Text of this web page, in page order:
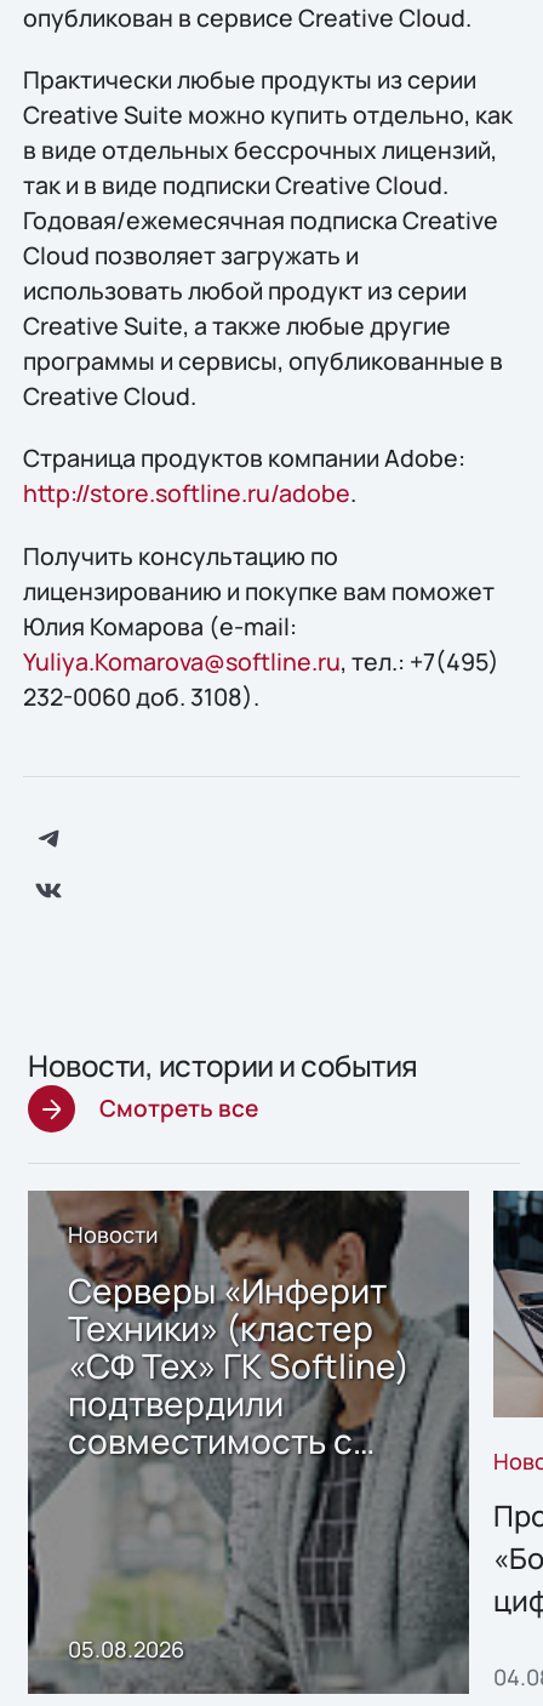
опубликован в сервисе Creative Cloud.
Практически любые продукты из серии
Creative Suite можно купить отдельно, как
в виде отдельных бессрочных лицензий,
так и в виде подписки Creative Cloud.
Годовая/ежемесячная подписка Creative
Cloud позволяет загружать и
использовать любой продукт из серии
Creative Suite, а также любые другие
программы и сервисы, опубликованные в
Creative Cloud.
Страница продуктов компании Adobe:
http://store.softline.ru/adobe.
Получить консультацию по
лицензированию и покупке вам поможет
Юлия Комарова (e-mail:
Yuliya.Komarova@softline.ru, тел.: +7(495)
232-0060 доб. 3108).
Новости, истории и события
Смотреть все
Новости
Серверы «Инферит
Техники» (кластер
«СФ Тех» ГК Softline)
подтвердили
совместимость с
решением Sharx
Storage 2.x для
хранения данных
05.08.2026